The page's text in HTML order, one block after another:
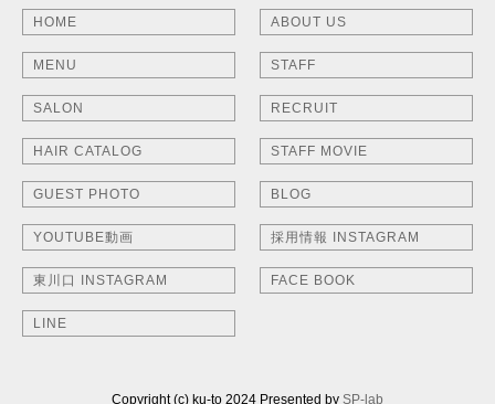
HOME ABOUT US
MENU STAFF
SALON RECRUIT
HAIR CATALOG STAFF MOVIE
GUEST PHOTO BLOG
YOUTUBE動画 採用情報 INSTAGRAM
東川口 INSTAGRAM FACE BOOK
LINE
Copyright (c) ku-to 2024 Presented by SP-lab